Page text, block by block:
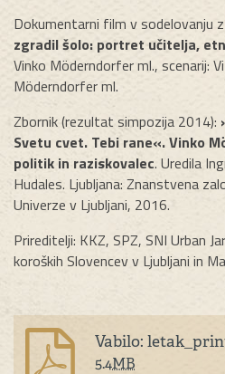
Dokumentarni film v sodelovanju
zgradil šolo: portret učitelja,
Vinko Möderndorfer ml., scenarij:
Möderndorfer ml.
Zbornik (rezultat simpozija 2014):
Svetu cvet. Tebi rane«. Vinko
politik in raziskovalec. Uredila
Hudales. Ljubljana: Znanstvena
Univerze v Ljubljani, 2016.
Prireditelji: KKZ, SPZ, SNI Urban
koroških Slovencev v Ljubljani in
Vabilo:
5.4MB